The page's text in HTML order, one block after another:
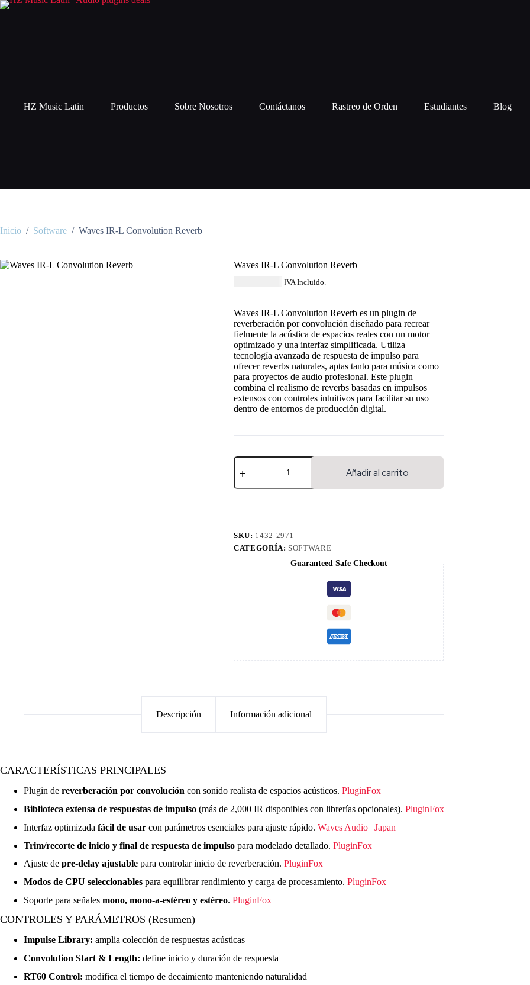
HZ Music Latin Productos Sobre Nosotros Contáctanos Rastreo de Orden Estudiantes Blog
Inicio / Software / Waves IR-L Convolution Reverb
Waves IR-L Convolution Reverb
IVA Incluido.
Waves IR-L Convolution Reverb es un plugin de
reverberación por convolución diseñado para recrear
fielmente la acústica de espacios reales con un motor
optimizado y una interfaz simplificada. Utiliza
tecnología avanzada de respuesta de impulso para
ofrecer reverbs naturales, aptas tanto para música como
para proyectos de audio profesional. Este plugin
combina el realismo de reverbs basadas en impulsos
extensos con controles intuitivos para facilitar su uso
dentro de entornos de producción digital.
Añadir al carrito
SKU: 1432-2971
CATEGORÍA: SOFTWARE
Guaranteed Safe Checkout
Descripción Información adicional
CARACTERÍSTICAS PRINCIPALES
Plugin de reverberación por convolución con sonido realista de espacios acústicos. PluginFox
Biblioteca extensa de respuestas de impulso (más de 2,000 IR disponibles con librerías opcionales). PluginFox
Interfaz optimizada fácil de usar con parámetros esenciales para ajuste rápido. Waves Audio | Japan
Trim/recorte de inicio y final de respuesta de impulso para modelado detallado. PluginFox
Ajuste de pre-delay ajustable para controlar inicio de reverberación. PluginFox
Modos de CPU seleccionables para equilibrar rendimiento y carga de procesamiento. PluginFox
Soporte para señales mono, mono-a-estéreo y estéreo. PluginFox
CONTROLES Y PARÁMETROS (Resumen)
Impulse Library: amplia colección de respuestas acústicas
Convolution Start & Length: define inicio y duración de respuesta
RT60 Control: modifica el tiempo de decaimiento manteniendo naturalidad